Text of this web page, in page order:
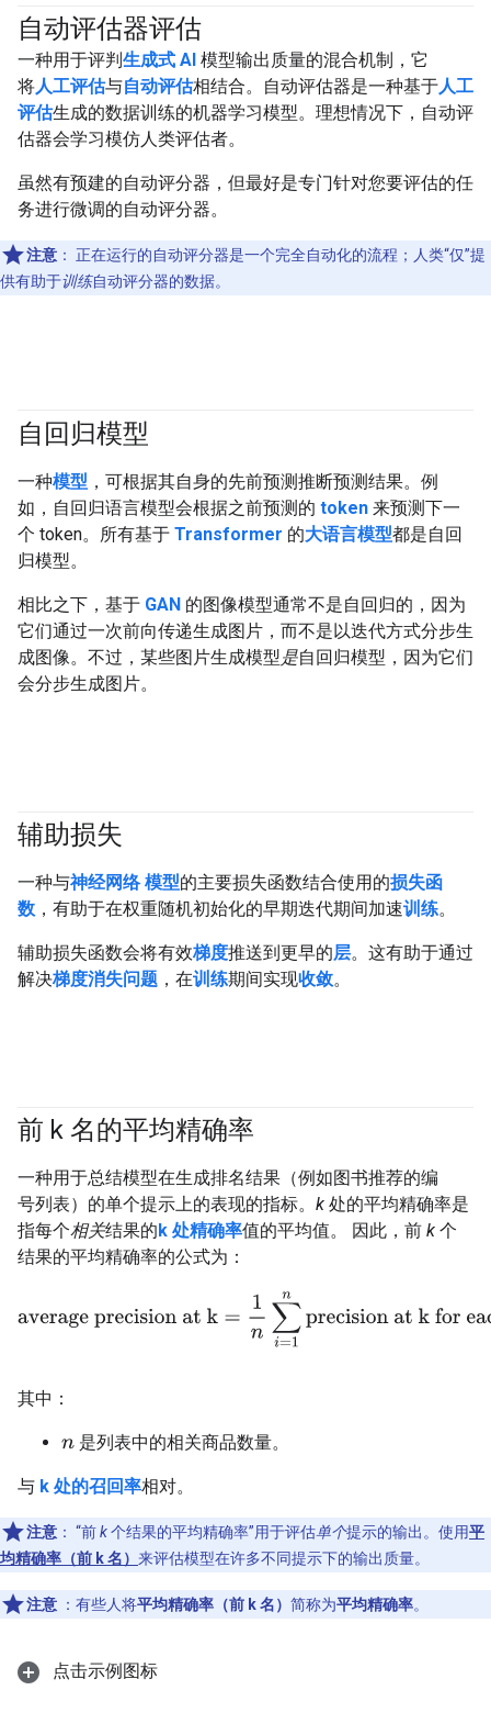
自动评估器评估
一种用于评判 生成式 AI 模型输出质量的混合机制，它
将人工评估与自动评估相结合。自动评估器是一种基于人工
评估生成的数据训练的机器学习模型。理想情况下，自动评
估器会学习模仿人类评估者。
虽然有预建的自动评分器，但最好是专门针对您要评估的任
务进行微调的自动评分器。
注意 ：
正在运行的自动评分器是一个完全自动化的流程；人类“仅”提
供有助于训练自动评分器的数据。
自回归模型
一种模型 ，可根据其自身的先前预测推断预测结果。例
如，自回归语言模型会根据之前预测的 token 来预测下一
个 token。所有基于 Transformer 的大语言模型都是自回
归模型。
相比之下，基于 GAN 的图像模型通常不是自回归的，因为
它们通过一次前向传递生成图片，而不是以迭代方式分步生
成图像。不过，某些图片生成模型是自回归模型，因为它们
会分步生成图片。
辅助损失
一种与神经网络 模型的主要损失函数结合使用的损失函
数 ，有助于在权重随机初始化的早期迭代期间加速训练。
辅助损失函数会将有效梯度推送到更早的层。这有助于通过
解决梯度消失问题 ，在训练期间实现收敛。
前 k 名的平均精确率
一种用于总结模型在生成排名结果（例如图书推荐的编
号列表）的单个提示上的表现的指标。 k 处的平均精确率是
指每个相关结果的k 处精确率值的平均值。 因此，前 k 个
结果的平均精确率的公式为：
1 ∑i=1
其中：
n是列表中的相关商品数量。
与 k 处的召回率相对。
注意 ： “前k个结果的平均精确率”用于评估单个提示的输出。使用平
均精确率（前 k 名） 来评估模型在许多不同提示下的输出质量。
注意 ：有些人将平均精确率（前 k 名） 简称为平均精确率。
点击示例图标